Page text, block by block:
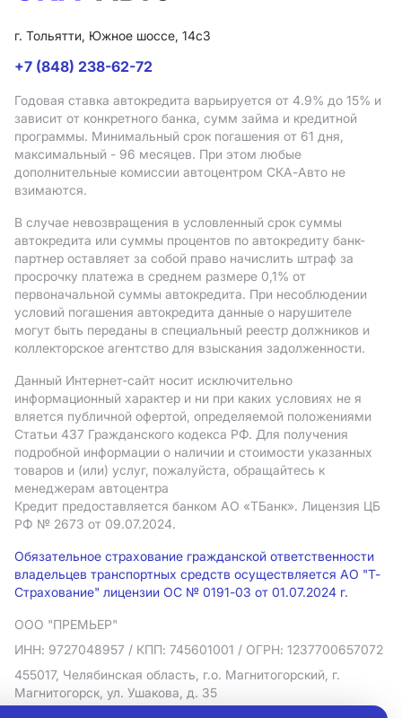
г. Тольятти, Южное шоссе, 14с3
+7 (848) 238-62-72
Годовая ставка автокредита варьируется от 4.9% до 15% и
зависит от конкретного банка, сумм займа и кредитной
программы. Минимальный срок погашения от 61 дня,
максимальный - 96 месяцев. При этом любые
дополнительные комиссии автоцентром СКА-Авто не
взимаются.
В случае невозвращения в условленный срок суммы
автокредита или суммы процентов по автокредиту банк-
партнер оставляет за собой право начислить штраф за
просрочку платежа в среднем размере 0,1% от
первоначальной суммы автокредита. При несоблюдении
условий погашения автокредита данные о нарушителе
могут быть переданы в специальный реестр должников и
коллекторское агентство для взыскания задолженности.
Данный Интернет-сайт носит исключительно
информационный характер и ни при каких условиях не я
вляется публичной офертой, определяемой положениями
Статьи 437 Гражданского кодекса РФ. Для получения
подробной информации о наличии и стоимости указанных
товаров и (или) услуг, пожалуйста, обращайтесь к
менеджерам автоцентра
Кредит предоставляется банком АO «ТБанк». Лицензия ЦБ
РФ № 2673 от 09.07.2024.
Обязательное страхование гражданской ответственности
владельцев транспортных средств осуществляется АО "Т-
Страхование" лицензии ОС № 0191-03 от 01.07.2024 г.
ООО "ПРЕМЬЕР"
ИНН: 9727048957 / КПП: 745601001 / ОГРН: 1237700657072
455017, Челябинская область, г.о. Магнитогорский, г.
Магнитогорск, ул. Ушакова, д. 35